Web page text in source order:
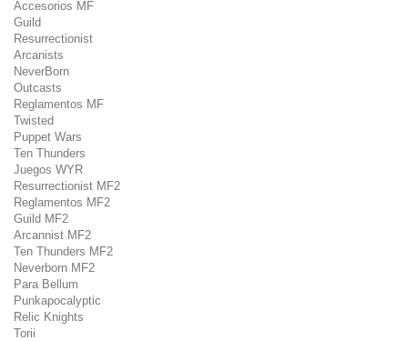
Accesorios MF
Guild
Resurrectionist
Arcanists
NeverBorn
Outcasts
Reglamentos MF
Twisted
Puppet Wars
Ten Thunders
Juegos WYR
Resurrectionist MF2
Reglamentos MF2
Guild MF2
Arcannist MF2
Ten Thunders MF2
Neverborn MF2
Para Bellum
Punkapocalyptic
Relic Knights
Torii